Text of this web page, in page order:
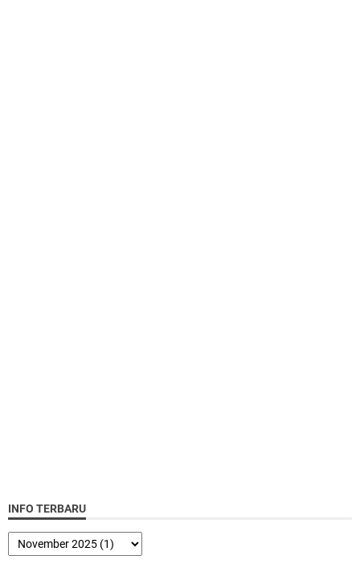
INFO TERBARU